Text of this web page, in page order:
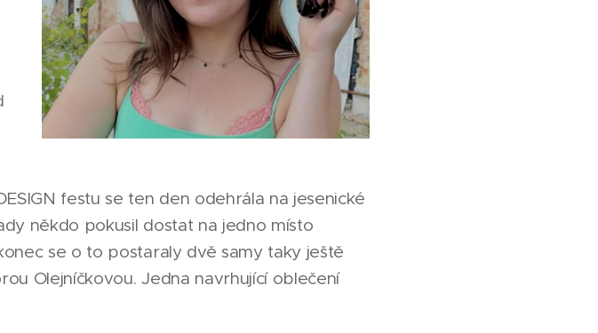
festu se ten den odehrála na jesenické
někdo pokusil dostat na jedno místo
se o to postaraly dvě samy taky ještě
Olejníčkovou. Jedna navrhující oblečení